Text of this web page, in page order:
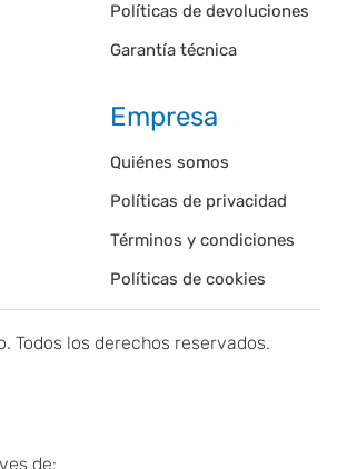
Políticas de devoluciones
Garantía técnica
Empresa
Quiénes somos
Políticas de privacidad
Términos y condiciones
Políticas de cookies
Todos los derechos reservados.
de: